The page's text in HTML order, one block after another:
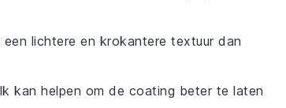
lichtere en krokantere textuur dan
kan helpen om de coating beter te laten